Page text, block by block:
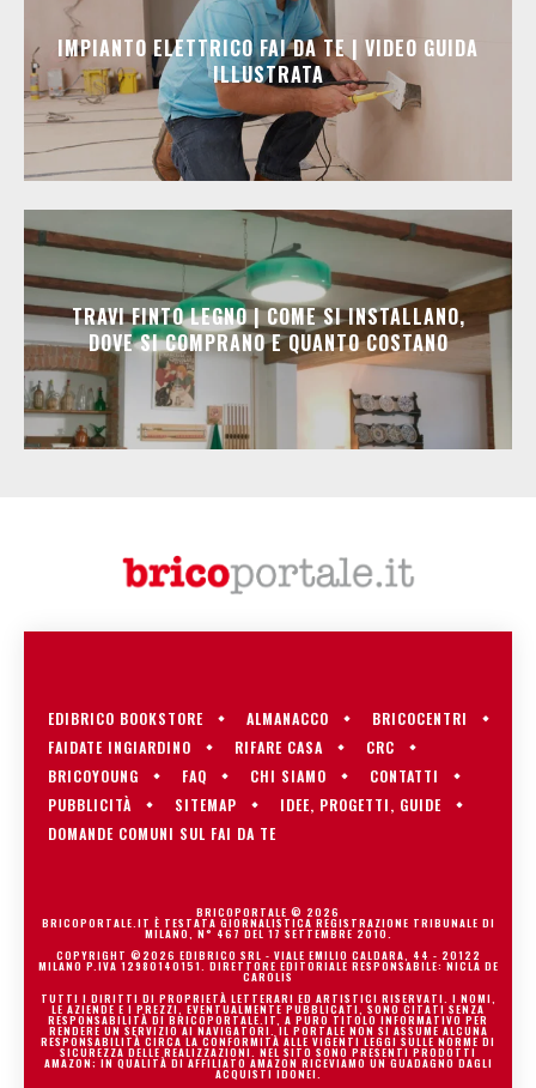
IMPIANTO ELETTRICO FAI DA TE | VIDEO GUIDA
ILLUSTRATA
TRAVI FINTO LEGNO | COME SI INSTALLANO,
DOVE SI COMPRANO E QUANTO COSTANO
EDIBRICO BOOKSTORE ALMANACCO
BRICOCENTRI
FAIDATE INGIARDINO
RIFARE CASA
CRC
BRICOYOUNG
FAQ CHI SIAMO
CONTATTI
PUBBLICITÀ
SITEMAP
IDEE, PROGETTI, GUIDE
DOMANDE COMUNI SUL FAI DA TE
BRICOPORTALE © 2026
BRICOPORTALE.IT È TESTATA GIORNALISTICA REGISTRAZIONE TRIBUNALE DI
MILANO, N° 467 DEL 17 SETTEMBRE 2010.
COPYRIGHT ©2026 EDIBRICO SRL - VIALE EMILIO CALDARA, 44 - 20122
MILANO P.IVA 12980140151. DIRETTORE EDITORIALE RESPONSABILE: NICLA DE
CAROLIS
TUTTI I DIRITTI DI PROPRIETÀ LETTERARI ED ARTISTICI RISERVATI. I NOMI,
LE AZIENDE E I PREZZI, EVENTUALMENTE PUBBLICATI, SONO CITATI SENZA
RESPONSABILITÀ DI BRICOPORTALE.IT, A PURO TITOLO INFORMATIVO PER
RENDERE UN SERVIZIO AI NAVIGATORI. IL PORTALE NON SI ASSUME ALCUNA
RESPONSABILITÀ CIRCA LA CONFORMITÀ ALLE VIGENTI LEGGI SULLE NORME DI
SICUREZZA DELLE REALIZZAZIONI. NEL SITO SONO PRESENTI PRODOTTI
AMAZON; IN QUALITÀ DI AFFILIATO AMAZON RICEVIAMO UN GUADAGNO DAGLI
ACQUISTI IDONEI.